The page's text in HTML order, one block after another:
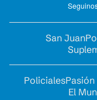
San Juan
Policiales
El